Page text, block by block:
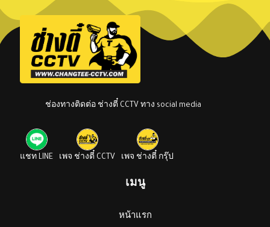
ช่องทางติดต่อ ช่างตี๋ CCTV ทาง social media
แชท LINE เพจ ช่างตี๋ CCTV เพจ ช่างตี๋ กรุ๊ป
เมนู
หน้าแรก